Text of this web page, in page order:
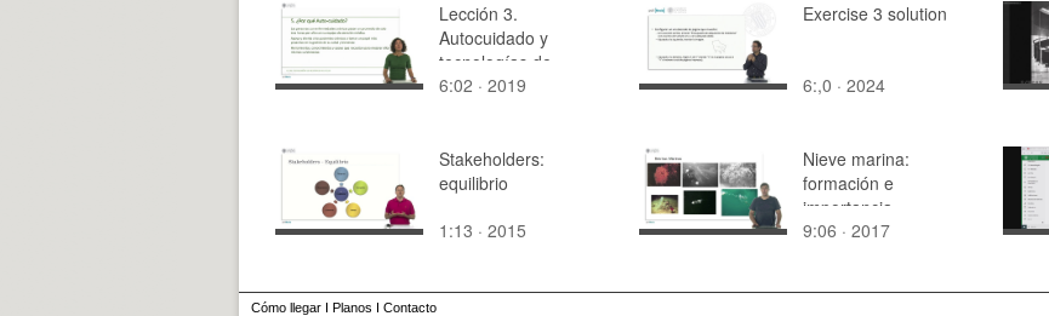
Lección 3.
Autocuidado y
tecnologías de
asistencia a la vida -
6:02 · 2019
Exercise 3 solution
6:,0 · 2024
Stakeholders:
equilibrio
1:13 · 2015
Nieve marina:
formación e
importancia
9:06 · 2017
Cómo llegar I Planos I Contacto